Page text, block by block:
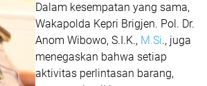
Dalam kesempatan yang sama,
Wakapolda Kepri Brigjen. Pol. Dr.
Anom Wibowo, S.I.K., M.Si., juga
menegaskan bahwa setiap
aktivitas perlintasan barang,